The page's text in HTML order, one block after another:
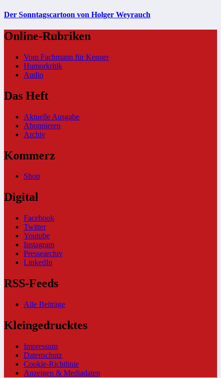
Der Sonntagscartoon von Holger Weyrauch
Online-Rubriken
Vom Fachmann für Kenner
Humorkritik
Audio
Das Heft
Aktuelle Ausgabe
Abonnieren
Archiv
Kommerz
Shop
Digital
Facebook
Twitter
Youtube
Instagram
Pressearchiv
LinkedIn
RSS-Feeds
Alle Beiträge
Kleingedrucktes
Impressum
Datenschutz
Cookie-Richtlinie
Anzeigen & Mediadaten